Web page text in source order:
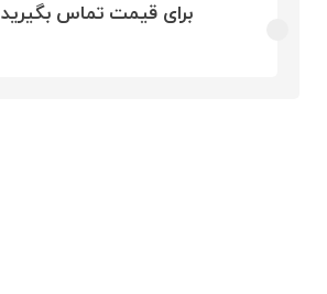
برای قیمت تماس بگیرید